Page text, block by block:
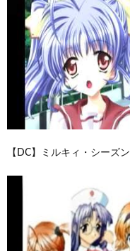
【DC】ミルキィ・シーズン